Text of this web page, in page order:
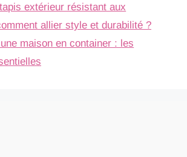
extérieur résistant aux
allier style et durabilité ?
maison en container : les